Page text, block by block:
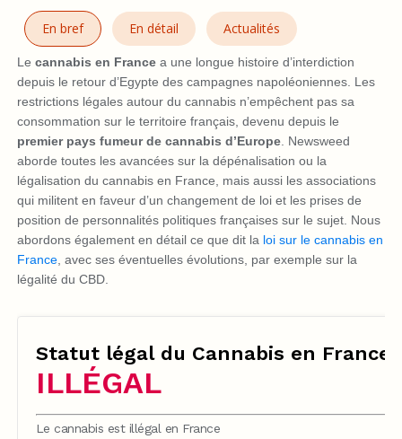
En bref En détail Actualités
Le cannabis en Francea une longue histoire d’interdiction
depuis le retour d’Egypte des campagnes napoléoniennes. Les
restrictions légales autour du cannabis n’empêchent pas sa
consommation sur le territoire français, devenu depuis le
premier pays fumeur de cannabis d’Europe. Newsweed
aborde toutes les avancées sur la dépénalisation ou la
légalisation du cannabis en France, mais aussi les associations
qui militent en faveur d’un changement de loi et les prises de
position de personnalités politiques françaises sur le sujet. Nous
abordons également en détail ce que dit la loi sur le cannabis en
France, avec ses éventuelles évolutions, par exemple sur la
légalité du CBD.
Statut légal du Cannabis en France
ILLÉGAL
Le cannabis est illégal en France